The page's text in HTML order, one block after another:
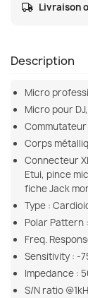
Livraison
Description
Micro
Micro pour
Corps
Connecteur
Etui, pince
fiche Jack
Type :
Polar Pattern
Freq.
Sensitivity : -
Impedance :
S/N ratio